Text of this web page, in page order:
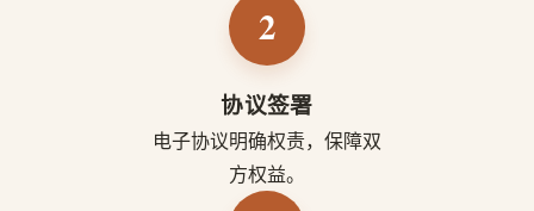
2
协议签署
电子协议明确权责，保障双
方权益。